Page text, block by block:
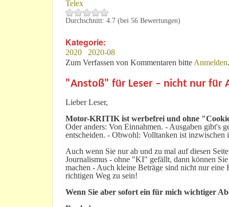
Telex
Durchschnitt: 4.7 (bei 56 Bewertungen)
Kategorie:
2020
2020-08
Zum Verfassen von Kommentaren bitte Anmelden.
"Anstoß" für Leser – nicht nur für
Lieber Leser,
Motor-KRITIK ist werbefrei und ohne
Oder anders: Von Einnahmen. - Ausgaben gibt's
entscheiden. - Obwohl: Volltanken ist inzwischen
Auch wenn Sie nur ab und zu mal auf diesen
Journalismus - ohne "KI" gefällt, dann können
machen - Auch kleine Beträge sind nicht nur
richtigen Weg zu sein!
Wenn Sie aber sofort ein für mich wichtiger